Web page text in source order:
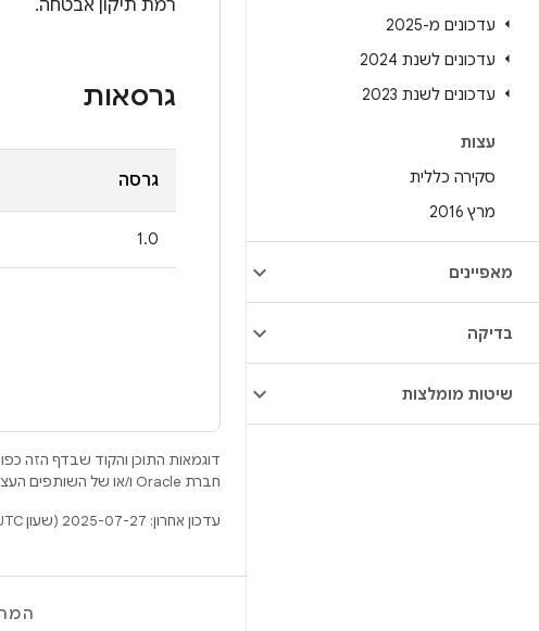
עדכונים מ-2025
עדכונים לשנת 2024
עדכונים לשנת 2023
עצות
סקירה כללית
מרץ 2016
מאפיינים
בדיקה
שיטות מומלצות
רמת תיקון אבטחה.
גרסאות
גרסה
1.0
דוגמאות התוכן והקוד שבדף הזה
חברת Oracle ו/או של השותפים העצמאיים שלה.
עדכון אחרון: 2025-07-27 (שעון UTC).